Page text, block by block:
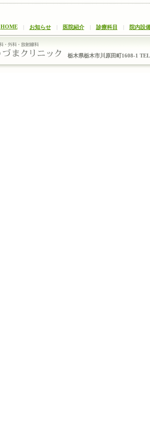
HOME| お知らせ| 医院紹介| 診療科目 | 院内設
栃木県栃木市川原田町1608-1